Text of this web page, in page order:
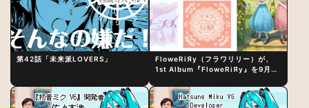
第42話「未来派LOVERS」
FloweRiЯy（フラワリリー）が、
1st Album『FloweRiЯy』を9月23